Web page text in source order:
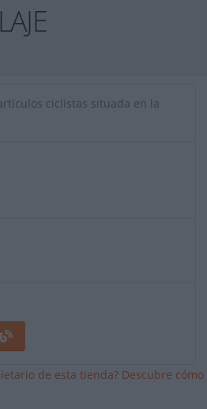
ciclistas situada en la
de esta tienda? Descubre cómo